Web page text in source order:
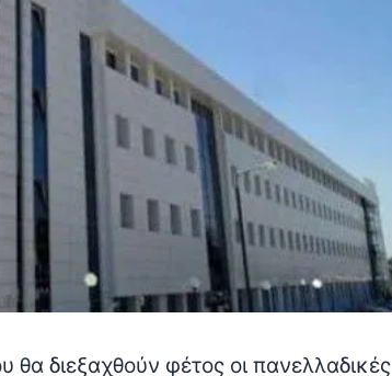
διεξαχθούν φέτος οι πανελλαδικές